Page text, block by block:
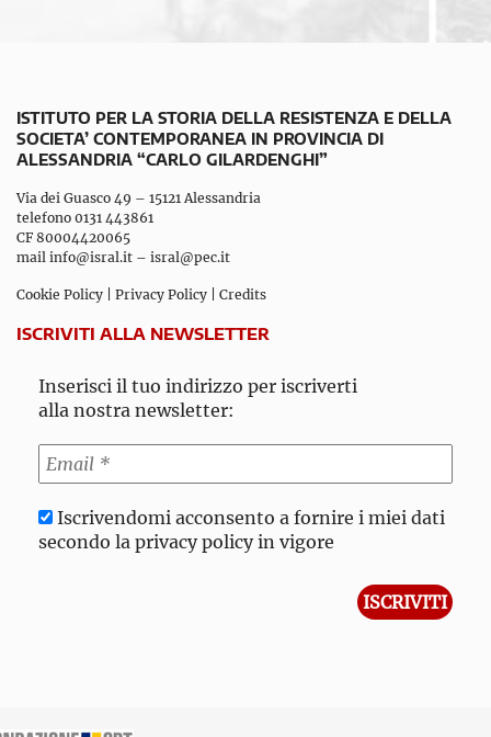
ISTITUTO PER LA STORIA DELLA RESISTENZA E DELLA
SOCIETA’ CONTEMPORANEA IN PROVINCIA DI
ALESSANDRIA “CARLO GILARDENGHI”
Via dei Guasco 49 – 15121 Alessandria
telefono 0131 443861
CF 80004420065
mail info@isral.it – isral@pec.it
Cookie Policy Privacy Policy Credits
ISCRIVITI ALLA NEWSLETTER
Inserisci il tuo indirizzo per iscriverti
alla nostra newsletter:
Iscrivendomi acconsento a fornire i miei dati
secondo la privacy policy in vigore